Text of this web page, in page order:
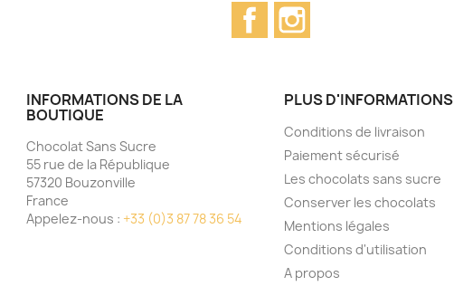
Facebook
INFORMATIONS DE LA
BOUTIQUE
Chocolat Sans Sucre
55 rue de la République
57320 Bouzonville
France
Appelez-nous : +33 (0)3 87 78 36 54
PLUS D'INFORMATIONS
Conditions de livraison
Paiement sécurisé
Les chocolats sans sucre
Conserver les chocolats
Mentions légales
Conditions d'utilisation
A propos